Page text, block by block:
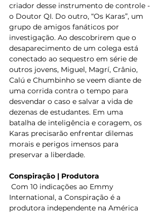
criador desse instrumento de controle -
o Doutor QI. Do outro, “Os Karas”, um
grupo de amigos fanáticos por
investigação. Ao descobrirem que o
desaparecimento de um colega está
conectado ao sequestro em série de
outros jovens, Miguel, Magrí, Crânio,
Calú e Chumbinho se veem diante de
uma corrida contra o tempo para
desvendar o caso e salvar a vida de
dezenas de estudantes. Em uma
batalha de inteligência e coragem, os
Karas precisarão enfrentar dilemas
morais e perigos imensos para
preservar a liberdade.
Conspiração | Produtora
International, a Conspiração é a
produtora independente na América